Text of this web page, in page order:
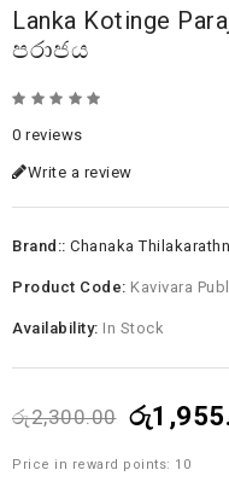
Lanka Kotinge
පරාජය
0 reviews
Write a review
Brand:: Chanaka
Product Code: Kavivara
Availability: In Stock
රු2,300.00
Price in reward points: 10